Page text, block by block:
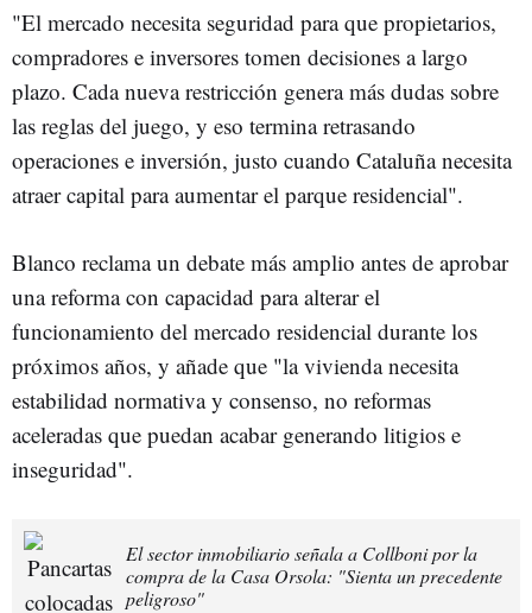
"El mercado necesita seguridad para que propietarios,
compradores e inversores tomen decisiones a largo
plazo. Cada nueva restricción genera más dudas sobre
las reglas del juego, y eso termina retrasando
operaciones e inversión, justo cuando Cataluña necesita
atraer capital para aumentar el parque residencial".
Blanco reclama un debate más amplio antes de aprobar
una reforma con capacidad para alterar el
funcionamiento del mercado residencial durante los
próximos años, y añade que "la vivienda necesita
estabilidad normativa y consenso, no reformas
aceleradas que puedan acabar generando litigios e
inseguridad".
El sector inmobiliario señala a Collboni por la
compra de la Casa Orsola: "Sienta un precedente
peligroso"